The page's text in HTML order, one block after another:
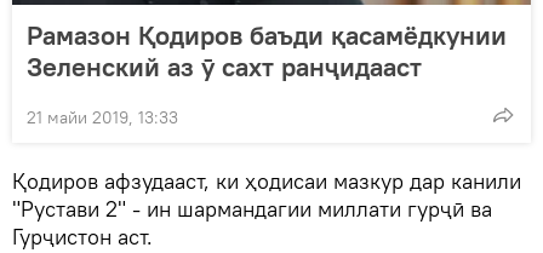
Рамазон Қодиров баъди қасамёдкунии
Зеленский аз ӯ сахт ранҷидааст
21 майи 2019, 13:33
Қодиров афзудааст, ки ҳодисаи мазкур дар канили
"Рустави 2" - ин шармандагии миллати гурҷӣ ва
Гурҷистон аст.